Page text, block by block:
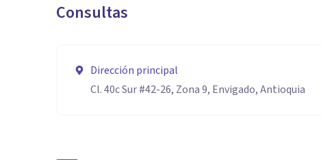
Consultas
Dirección principal
Cl. 40c Sur #42-26, Zona 9, Envigado, Antioquia